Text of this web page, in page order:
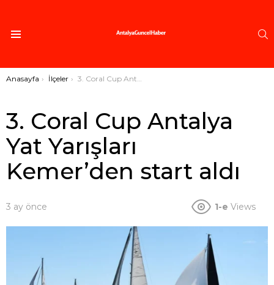
Buradasınız:
Anasayfa İlçeler 3. Coral Cup Antalya Yat Yarışları Kemer’den start aldı
3. Coral Cup Antalya
Yat Yarışları
Kemer’den start aldı
3 ay önce 1-e Views